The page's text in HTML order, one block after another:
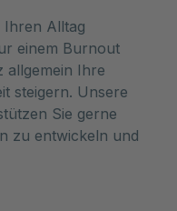
Ihren Alltag
einem Burnout
allgemein Ihre
steigern. Unsere
Sie gerne
zu entwickeln und